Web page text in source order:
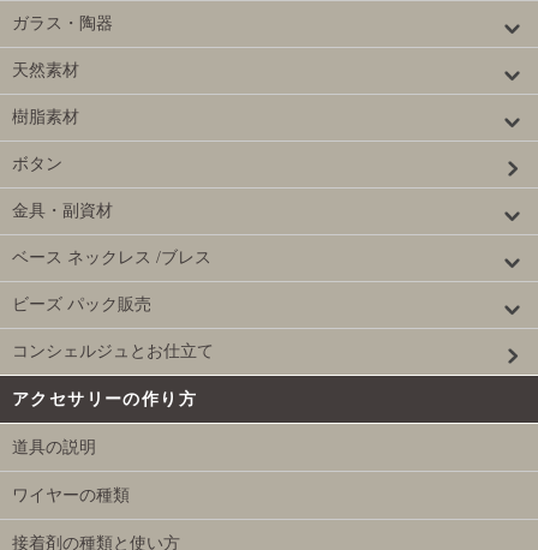
ガラス・陶器
天然素材
樹脂素材
ボタン
金具・副資材
ベース ネックレス /ブレス
ビーズ パック販売
コンシェルジュとお仕立て
アクセサリーの作り方
道具の説明
ワイヤーの種類
接着剤の種類と使い方